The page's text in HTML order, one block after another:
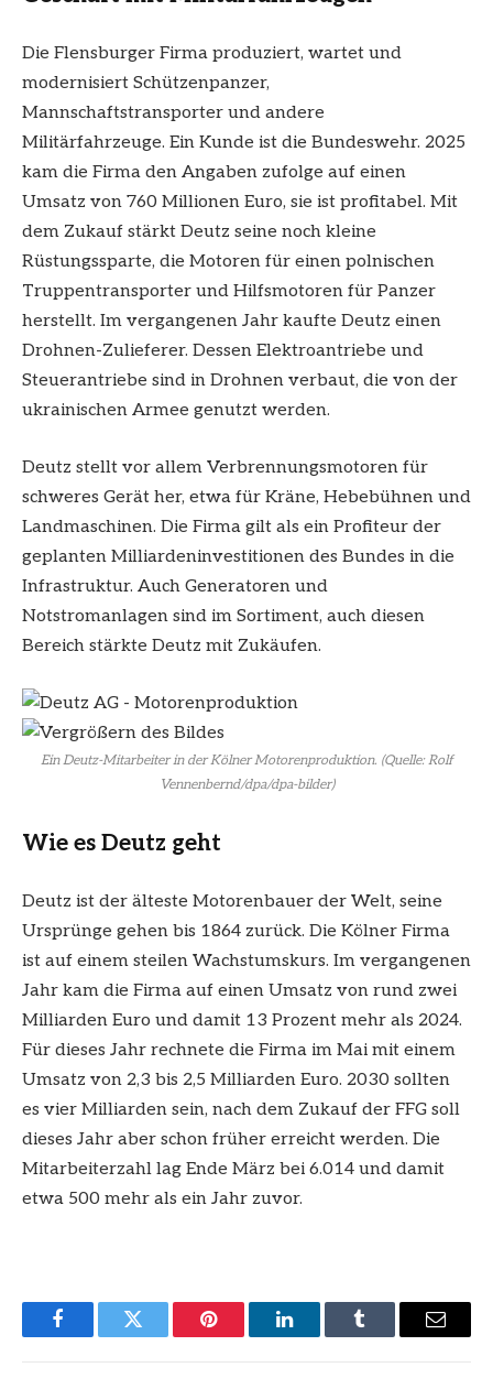
Die Flensburger Firma produziert, wartet und
modernisiert Schützenpanzer,
Mannschaftstransporter und andere
Militärfahrzeuge. Ein Kunde ist die Bundeswehr. 2025
kam die Firma den Angaben zufolge auf einen
Umsatz von 760 Millionen Euro, sie ist profitabel. Mit
dem Zukauf stärkt Deutz seine noch kleine
Rüstungssparte, die Motoren für einen polnischen
Truppentransporter und Hilfsmotoren für Panzer
herstellt. Im vergangenen Jahr kaufte Deutz einen
Drohnen-Zulieferer. Dessen Elektroantriebe und
Steuerantriebe sind in Drohnen verbaut, die von der
ukrainischen Armee genutzt werden.
Deutz stellt vor allem Verbrennungsmotoren für
schweres Gerät her, etwa für Kräne, Hebebühnen und
Landmaschinen. Die Firma gilt als ein Profiteur der
geplanten Milliardeninvestitionen des Bundes in die
Infrastruktur. Auch Generatoren und
Notstromanlagen sind im Sortiment, auch diesen
Bereich stärkte Deutz mit Zukäufen.
Ein Deutz-Mitarbeiter in der Kölner Motorenproduktion. (Quelle: Rolf
Vennenbernd/dpa/dpa-bilder)
Wie es Deutz geht
Deutz ist der älteste Motorenbauer der Welt, seine
Ursprünge gehen bis 1864 zurück. Die Kölner Firma
ist auf einem steilen Wachstumskurs. Im vergangenen
Jahr kam die Firma auf einen Umsatz von rund zwei
Milliarden Euro und damit 13 Prozent mehr als 2024.
Für dieses Jahr rechnete die Firma im Mai mit einem
Umsatz von 2,3 bis 2,5 Milliarden Euro. 2030 sollten
es vier Milliarden sein, nach dem Zukauf der FFG soll
dieses Jahr aber schon früher erreicht werden. Die
Mitarbeiterzahl lag Ende März bei 6.014 und damit
etwa 500 mehr als ein Jahr zuvor.
FacebookTwitter Pinterest LinkedInTumblr Email